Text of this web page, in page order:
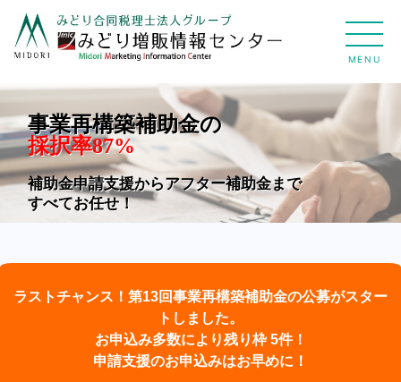
MENU
事業再構築補助金の
採択率87%
補助金申請支援からアフター補助金まで
すべてお任せ！
ラストチャンス！第13回事業再構築補助金の公募がスター
トしました。
お申込み多数により残り枠 5件！
申請支援のお申込みはお早めに！